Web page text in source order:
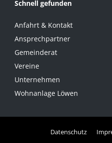
Schnell gefunden
Anfahrt & Kontakt
Ansprechpartner
Gemeinderat
Vereine
Unternehmen
Wohnanlage Löwen
Datenschutz